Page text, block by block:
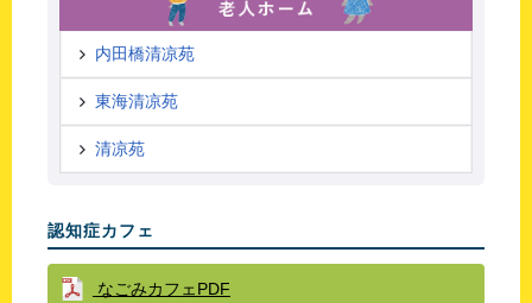
内田橋清凉苑
東海清凉苑
清凉苑
認知症カフェ
なごみカフェPDF